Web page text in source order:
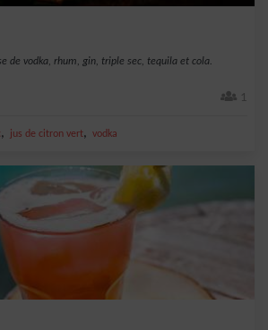
de vodka, rhum, gin, triple sec, tequila et cola.
1
, jus de citron vert, vodka